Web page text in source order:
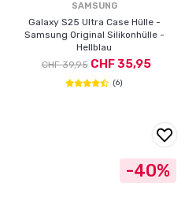
SAMSUNG
Galaxy S25 Ultra Case Hülle -
Samsung Original Silikonhülle -
Hellblau
CHF 39,95CHF 35,95
(6)
-40%